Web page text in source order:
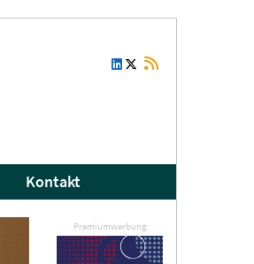
Kontakt
Premiumwerbung